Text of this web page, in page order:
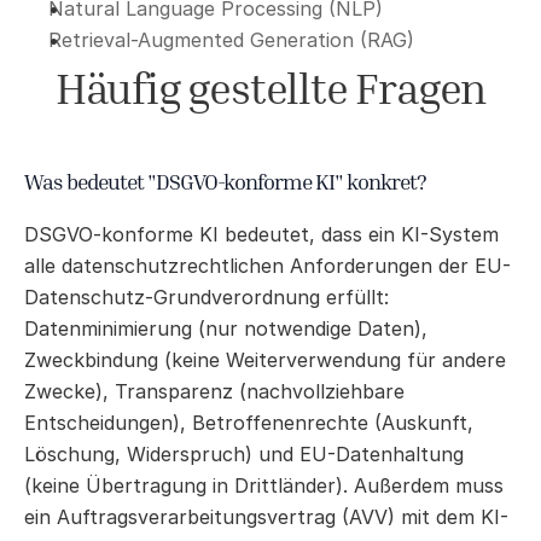
Natural Language Processing (NLP)
Retrieval-Augmented Generation (RAG)
Häufig gestellte Fragen
Was bedeutet "DSGVO-konforme KI" konkret?
DSGVO-konforme KI bedeutet, dass ein KI-System
alle datenschutzrechtlichen Anforderungen der EU-
Datenschutz-Grundverordnung erfüllt:
Datenminimierung (nur notwendige Daten),
Zweckbindung (keine Weiterverwendung für andere
Zwecke), Transparenz (nachvollziehbare
Entscheidungen), Betroffenenrechte (Auskunft,
Löschung, Widerspruch) und EU-Datenhaltung
(keine Übertragung in Drittländer). Außerdem muss
ein Auftragsverarbeitungsvertrag (AVV) mit dem KI-